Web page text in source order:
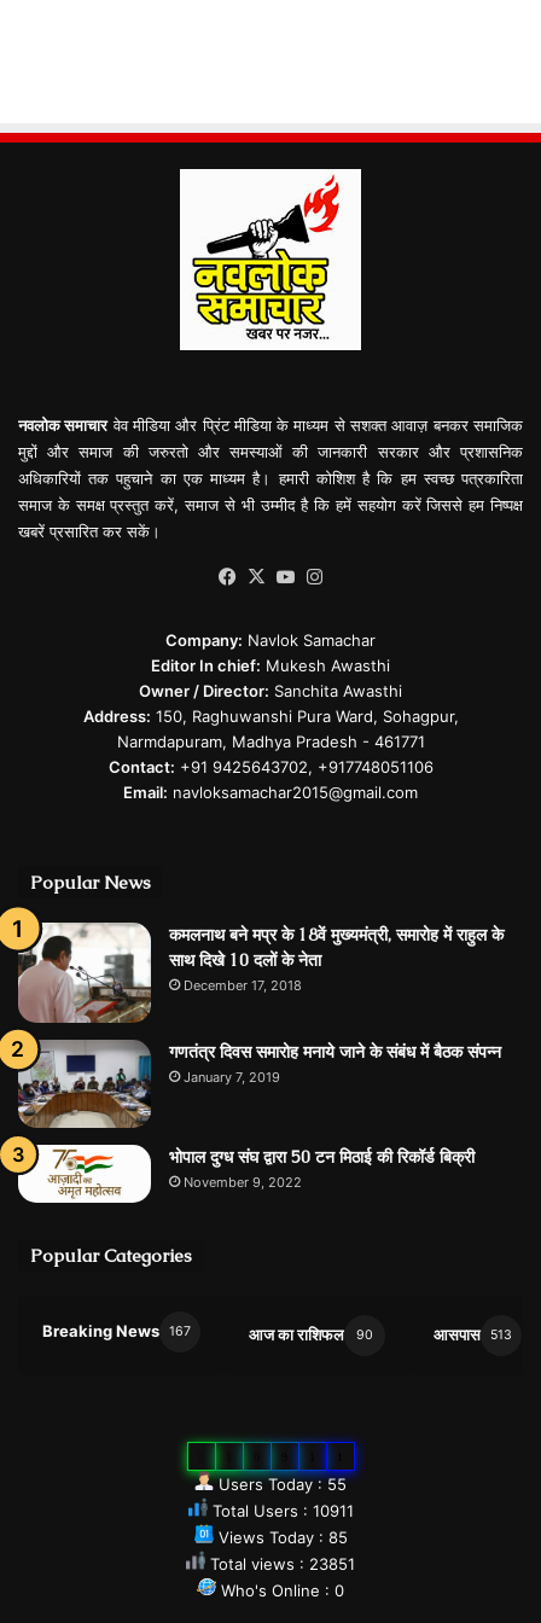
नवलोक समाचारवेव मीडिया और प्रिंट मीडिया के माध्यम से सशक्त आवाज़ बनकर समाजिक
मुद्दों और समाज की जरुरतो और समस्याओं की जानकारी सरकार और प्रशासनिक
अधिकारियों तक पहुचाने का एक माध्यम है। हमारी कोशिश है कि हम स्वच्छ पत्रकारिता
समाज के समक्ष प्रस्तुत करें, समाज से भी उम्मीद है कि हमें सहयोग करें जिससे हम निष्पक्ष
खबरें प्रसारित कर सकें।
Facebook
X YouTube
Company: Navlok Samachar
Editor In chief: Mukesh Awasthi
Owner / Director: Sanchita Awasthi
Address: 150, Raghuwanshi Pura Ward, Sohagpur,
Narmdapuram, Madhya Pradesh - 461771
Contact: +91 9425643702, +917748051106
Email: navloksamachar2015@gmail.com
Popular News
कमलनाथ बने मप्र के 18वें मुख्यमंत्री, समारोह में राहुल के
साथ दिखे 10 दलों के नेता
December 17, 2018
गणतंत्र दिवस समारोह मनाये जाने के संबंध में बैठक संपन्न
January 7, 2019
भोपाल दुग्ध संघ द्वारा 50 टन मिठाई की रिकॉर्ड बिक्री
November 9, 2022
Popular Categories
Breaking News 167 आज का राशिफल 90 आसपास 513
Users Today : 55
Total Users : 10911
Views Today : 85
Total views : 23851
Who's Online : 0